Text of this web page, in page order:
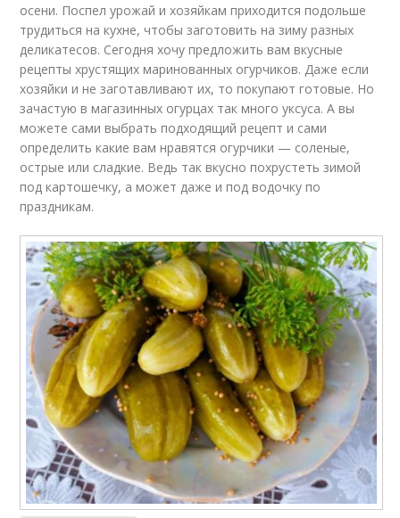
осени. Поспел урожай и хозяйкам приходится подольше
трудиться на кухне, чтобы заготовить на зиму разных
деликатесов. Сегодня хочу предложить вам вкусные
рецепты хрустящих маринованных огурчиков. Даже если
хозяйки и не заготавливают их, то покупают готовые. Но
зачастую в магазинных огурцах так много уксуса. А вы
можете сами выбрать подходящий рецепт и сами
определить какие вам нравятся огурчики — соленые,
острые или сладкие. Ведь так вкусно похрустеть зимой
под картошечку, а может даже и под водочку по
праздникам.